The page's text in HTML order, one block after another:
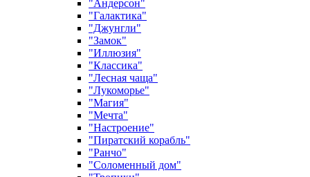
"Андерсон"
"Галактика"
"Джунгли"
"Замок"
"Иллюзия"
"Классика"
"Лесная чаща"
"Лукоморье"
"Магия"
"Мечта"
"Настроение"
"Пиратский корабль"
"Ранчо"
"Соломенный дом"